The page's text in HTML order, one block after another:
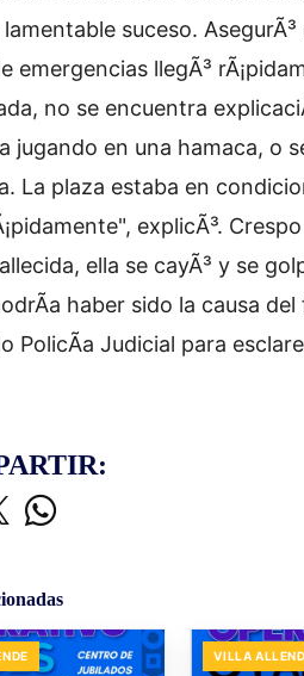
suceso.
emergencias llegÃ³
no se encuentra
jugando en una hamaca, o
La plaza estaba en
explicÃ³.
ella se cayÃ³ y se
haber sido la causa
PolicÃ­a Judicial para
VILLA